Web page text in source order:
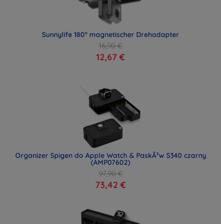
Sunnylife 180° magnetischer Drehadapter
16,90 €
12,67 €
Organizer Spigen do Apple Watch & PaskÃ³w S340 czarny
(AMP07602)
97,90 €
73,42 €